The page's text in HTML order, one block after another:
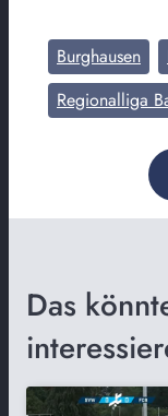
Burghausen
Regionalliga
Das